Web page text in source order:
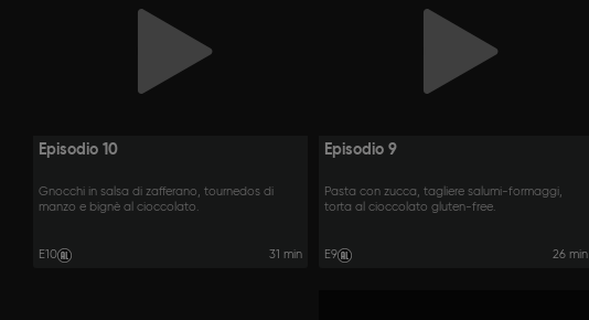
Episodio 10
Gnocchi in salsa di zafferano, tournedos di
manzo e bignè al cioccolato.
E10 31 min
Episodio 9
Pasta con zucca, tagliere salumi-formaggi,
torta al cioccolato gluten-free.
E9 26 min